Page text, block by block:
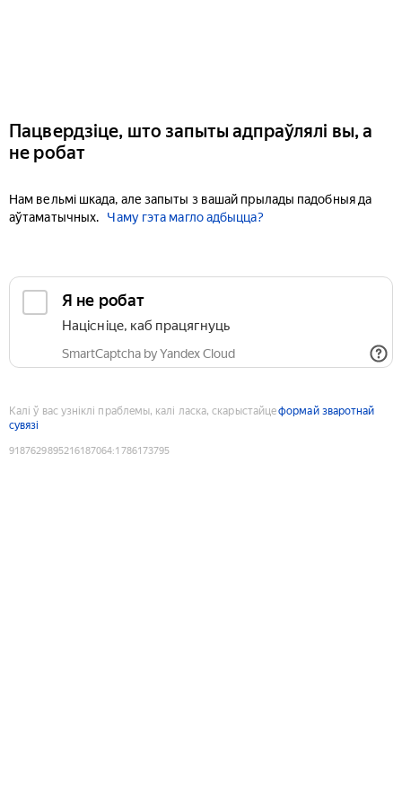
Пацвердзіце, што запыты адпраўлялі вы, а
не робат
Нам вельмі шкада, але запыты з вашай прылады падобныя да
аўтаматычных.
Чаму гэта магло адбыцца?
Я не робат
Націсніце, каб працягнуць
SmartCaptcha by Yandex Cloud
Калі ў вас узніклі праблемы, калі ласка, скарыстайцеформай зваротнай
сувязі
9187629895216187064:1786173795